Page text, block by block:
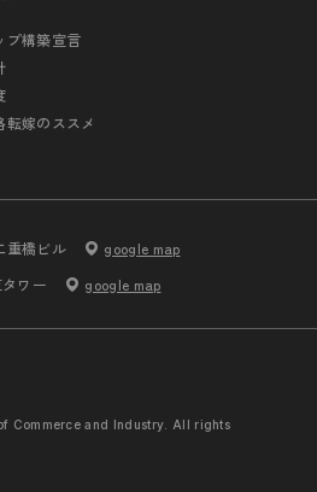
プ構築宣言
嫁のススメ
重橋ビル google map
ワー google map
Commerce and Industry. All rights